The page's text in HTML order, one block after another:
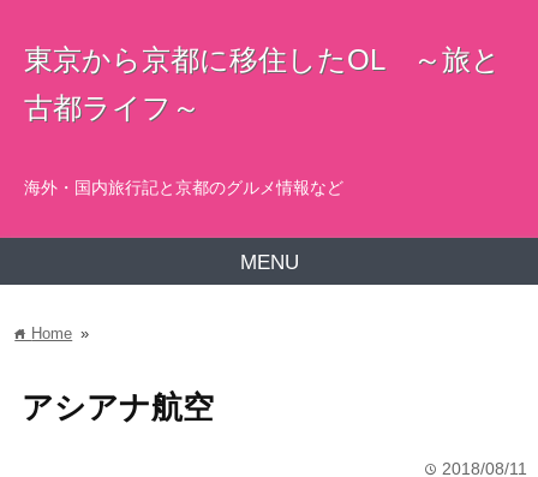
東京から京都に移住したOL ～旅と
古都ライフ～
海外・国内旅行記と京都のグルメ情報など
MENU
home Home »
アシアナ航空
time 2018/08/11